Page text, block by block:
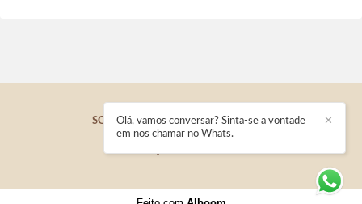
SOFFIARE FOTOGRAFIA/ CONTATO ✕
Olá, vamos conversar? Sinta-se a vontade
em nos chamar no Whats.